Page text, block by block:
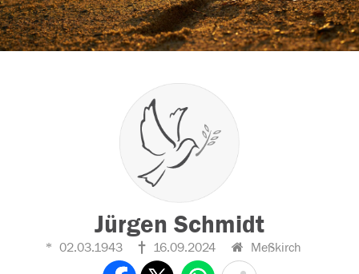
Jürgen Schmidt
02.03.1943 16.09.2024 Meßkirch